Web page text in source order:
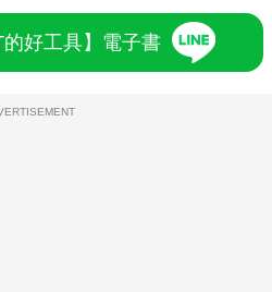
好工具】電子書